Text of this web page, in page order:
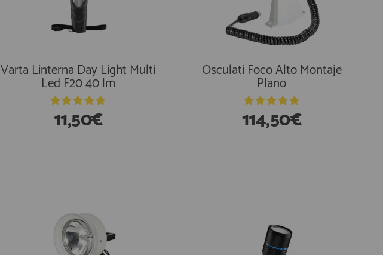
Varta Linterna Day Light Multi
Led F20 40 lm
11,50€
Osculati Foco Alto Montaje
Plano
114,50€